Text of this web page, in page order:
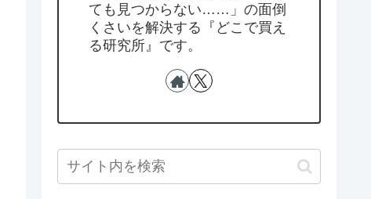
ても見つからない……」の面倒
くさいを解決する『どこで買え
る研究所』です。